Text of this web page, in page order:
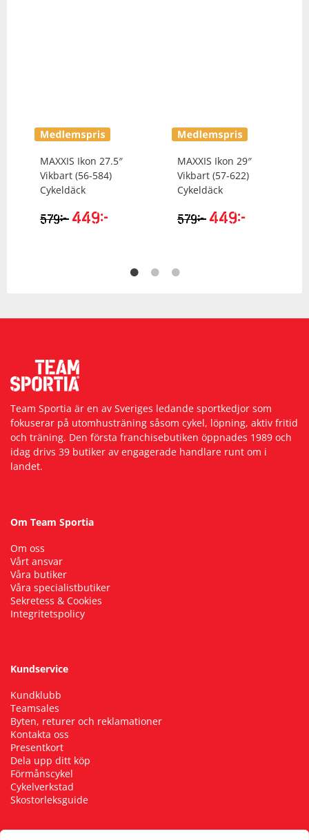
MAXXIS Ikon 27.5″
Vikbart (56-584)
Cykeldäck
579kr Det
449kr
MAXXIS Ikon 29″
Vikbart (57-622)
Cykeldäck
579kr Det
449kr
Team Sportia är en av Sveriges ledande sportkedjor som
fokuserar på utomhusträning såsom cykel, löpning, aktiv fritid
och träning. Den första franchisebutiken öppnades 1989 och
idag drivs 39 butiker av engagerade handlare runt om i
landet.
Om Team Sportia
Om oss
Vårt ansvar
Våra butiker
Våra specialistbutiker
Sekretess & Cookies
Integritetspolicy
Kundservice
Kundklubb
Teamsales
Byten, returer och reklamationer
Kontakta oss
Presentkort
Dela upp ditt köp
Förmånscykel
Cykelverkstad
Skostorleksguide